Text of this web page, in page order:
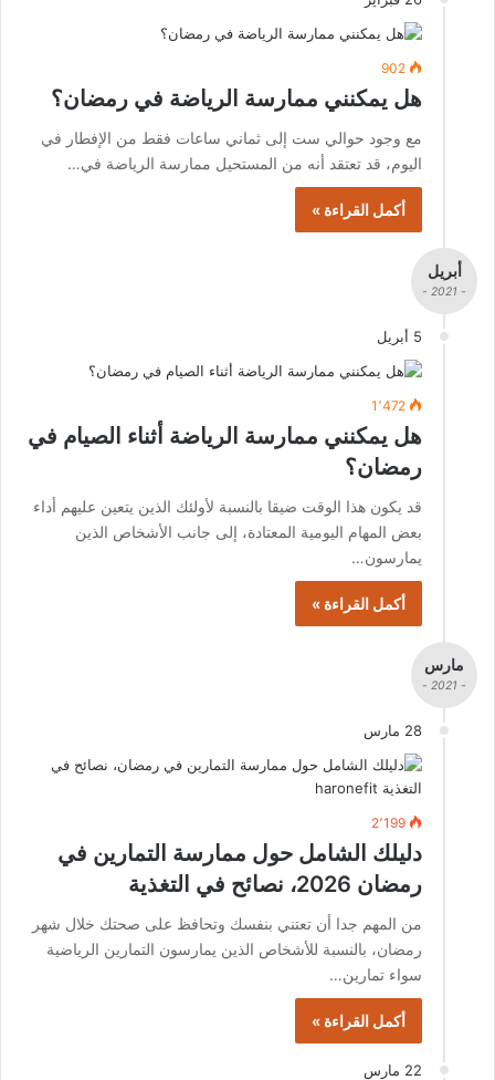
902
هل يمكنني ممارسة الرياضة في رمضان؟
مع وجود حوالي ست إلى ثماني ساعات فقط من الإفطار في
اليوم، قد تعتقد أنه من المستحيل ممارسة الرياضة في…
أكمل القراءة »
أبريل
- 2021 -
5 أبريل
1٬472
هل يمكنني ممارسة الرياضة أثناء الصيام في
رمضان؟
قد يكون هذا الوقت ضيقا بالنسبة لأولئك الذين يتعين عليهم أداء
بعض المهام اليومية المعتادة، إلى جانب الأشخاص الذين
يمارسون…
أكمل القراءة »
مارس
- 2021 -
28 مارس
2٬199
دليلك الشامل حول ممارسة التمارين في
رمضان 2026، نصائح في التغذية
من المهم جدا أن تعتني بنفسك وتحافظ على صحتك خلال شهر
رمضان، بالنسبة للأشخاص الذين يمارسون التمارين الرياضية
سواء تمارين…
أكمل القراءة »
22 مارس